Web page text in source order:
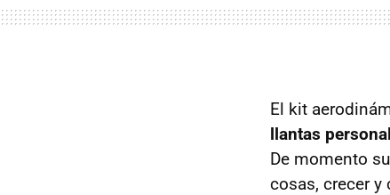
El kit
llantas
De momento
cosas, crecer y